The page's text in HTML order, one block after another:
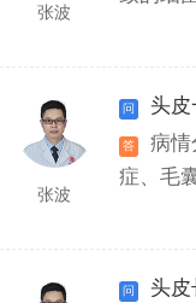
张波
张波
头皮
病情
症、毛
头皮